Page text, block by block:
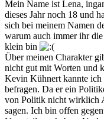
Mein Name ist Lena,
dieses Jahr noch 18 und
sich bei meinem Namen
warum auch immer ihr
klein bin
Über meinen Charakter
nicht gut mit Worten und
Kevin Kühnert kannte ich
befragen. Da er ein
von Politik nicht wirklich
sagen. Ich bin offen